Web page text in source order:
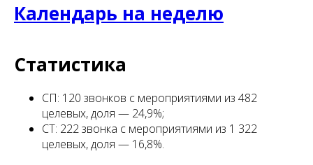
Календарь на неделю
Статистика
СП: 120 звонков с мероприятиями из 482
целевых, доля — 24,9%;
СТ: 222 звонка с мероприятиями из 1 322
целевых, доля — 16,8%.